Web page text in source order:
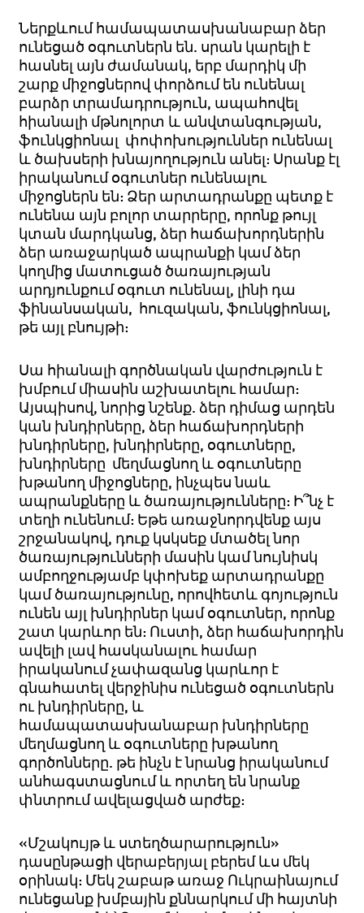
Ներքևում համապատասխանաբար ձեր
ունեցած օգուտներն են. սրան կարելի է
հասնել այն ժամանակ, երբ մարդիկ մի
շարք միջոցներով փորձում են ունենալ
բարձր տրամադրություն, ապահովել
հիանալի մթնոլորտ և անվտանգության,
ֆունկցիոնալ փոփոխություններ ունենալ
և ծախսերի խնայողություն անել: Սրանք էլ
իրականում օգուտներ ունենալու
միջոցներն են: Ձեր արտադրանքը պետք է
ունենա այն բոլոր տարրերը, որոնք թույլ
կտան մարդկանց, ձեր հաճախորդներին
ձեր առաջարկած ապրանքի կամ ձեր
կողմից մատուցած ծառայության
արդյունքում օգուտ ունենալ, լինի դա
ֆինանսական, հուզական, ֆունկցիոնալ,
թե այլ բնույթի:
Սա հիանալի գործնական վարժություն է
խմբում միասին աշխատելու համար:
Այսպիսով, նորից նշենք. ձեր դիմաց արդեն
կան խնդիրները, ձեր հաճախորդների
խնդիրները, խնդիրները, օգուտները,
խնդիրները մեղմացնող և օգուտները
խթանող միջոցները, ինչպես նաև
ապրանքները և ծառայությունները: Ի՞նչ է
տեղի ունենում: Եթե առաջնորդվենք այս
շրջանակով, դուք կսկսեք մտածել նոր
ծառայությունների մասին կամ նույնիսկ
ամբողջությամբ կփոխեք արտադրանքը
կամ ծառայությունը, որովհետև գոյություն
ունեն այլ խնդիրներ կամ օգուտներ, որոնք
շատ կարևոր են: Ուստի, ձեր հաճախորդին
ավելի լավ հասկանալու համար
իրականում չափազանց կարևոր է
գնահատել վերջինիս ունեցած օգուտներն
ու խնդիրները, և
համապատասխանաբար խնդիրները
մեղմացնող և օգուտները խթանող
գործոնները. թե ինչն է նրանց իրականում
անհագստացնում և որտեղ են նրանք
փնտրում ավելացված արժեք:
«Մշակույթ և ստեղծարարություն»
դասընթացի վերաբերյալ բերեմ ևս մեկ
օրինակ: Մեկ շաբաթ առաջ Ուկրաինայում
ունեցանք խմբային քննարկում մի հայտնի